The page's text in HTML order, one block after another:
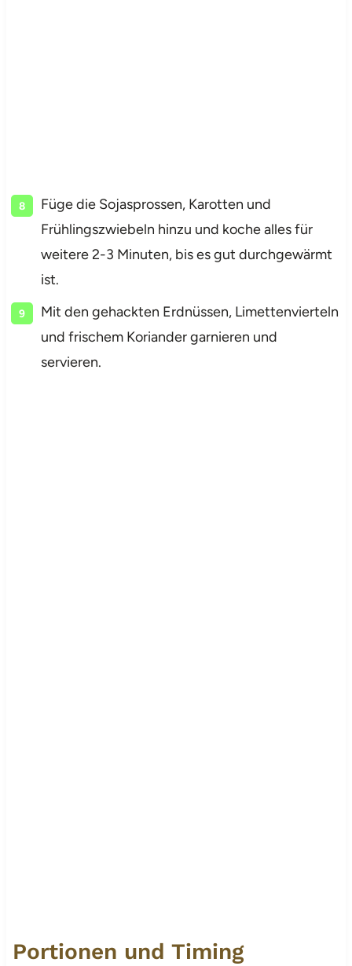
Füge die Sojasprossen, Karotten und
Frühlingszwiebeln hinzu und koche alles für
weitere 2-3 Minuten, bis es gut durchgewärmt
ist.
Mit den gehackten Erdnüssen, Limettenvierteln
und frischem Koriander garnieren und
servieren.
Portionen und Timing